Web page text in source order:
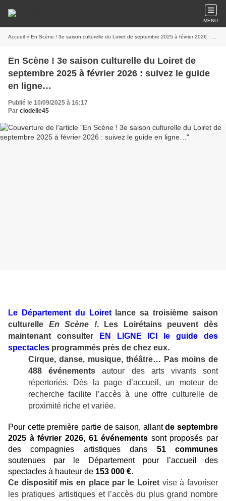
MENU
Accueil » En Scène ! 3e saison culturelle du Loiret de septembre 2025 à février 2026 : suivez le guide en ligne…
En Scène ! 3e saison culturelle du Loiret de
septembre 2025 à février 2026 : suivez le guide
en ligne…
Publié le 10/09/2025 à 16:17
Par clodelle45
Le Département du Loiretlance sa troisième saison
culturelle En Scène !. Les Loirétains peuvent dès
maintenant consulter
EN LIGNE ICI le guide des
spectacles programmés près de chez eux.
Cirque, danse, musique, théâtre… Pas moins de
488 événements autour des arts vivants sont
répertoriés. Dès la page d’accueil, un moteur de
recherche facilite l’accès à une offre culturelle de
proximité riche et variée.
Pour cette première partie de saison, allantde septembre
2025 à février 2026, 61 événements sont proposés par
des compagnies artistiques dans 51 communes
soutenues par le Département pour l’accueil des
spectacles à hauteur de 153 000 €.
Ce dispositif mis en place par le Loiretvise à favoriser
les pratiques artistiques et l’accès du plus grand nombre